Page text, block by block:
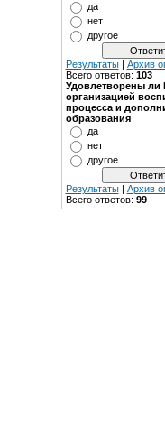
да
нет
другое
Результаты| Архив
Всего ответов: 103
Удовлетворены ли
организацией
процесса и
образования
да
нет
другое
Результаты| Архив
Всего ответов: 99